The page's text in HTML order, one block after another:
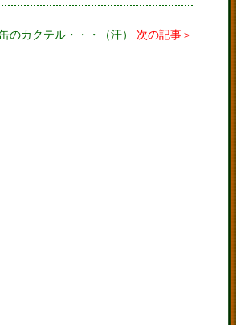
のカクテル・・・（汗）
次の記事＞